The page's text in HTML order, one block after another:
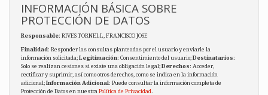
INFORMACIÓN BÁSICA SOBRE
PROTECCIÓN DE DATOS
Responsable: RIVES TORNELL, FRANCISCO JOSE
Finalidad: Responder las consultas planteadas por el usuario y enviarle la
información solicitada;Legitimación: Consentimiento del usuario;Destinatarios:
Solo se realizan cesiones si existe una obligación legal;Derechos: Acceder,
rectificar y suprimir, así como otros derechos, como se indica en la información
adicional;Información Adicional: Puede consultar la información completa de
Protección de Datos en nuestra Política de Privacidad.